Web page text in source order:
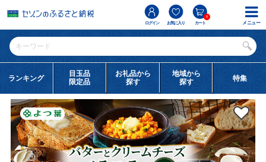
ログイン お気に入り カート
0
ランキング
目玉品
限定品
お礼品から
探す
地域から
探す
特集
メニュー